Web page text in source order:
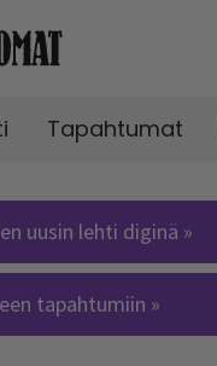
Tapahtumat
uusin lehti diginä »
tapahtumiin »